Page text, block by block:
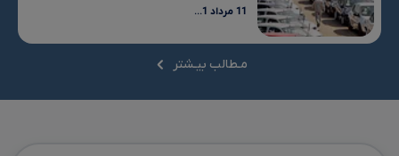
11 مرداد 1...
مـطالب بیـشتر